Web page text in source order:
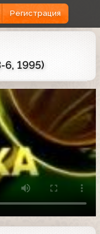
Регистрация
1995)